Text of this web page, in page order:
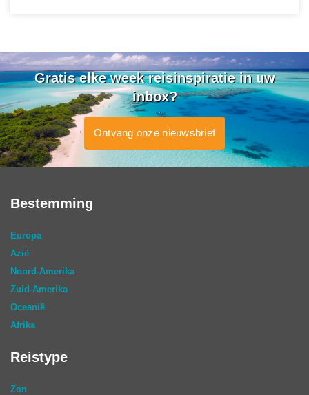
Gratis elke week reisinspiratie in uw
inbox?
Ontvang onze nieuwsbrief
Bestemming
Europa
Azië
Noord-Amerika
Zuid-Amerika
Oceanië
Afrika
Reistype
Zon